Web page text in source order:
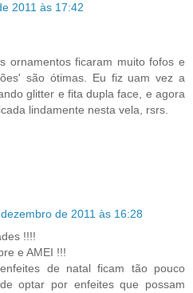
2011 às 17:42
ornamentos ficaram muito fofos e
são ótimas. Eu fiz uam vez a
glitter e fita dupla face, e agora
lindamente nesta vela, rsrs.
de 2011 às 16:28
!!!!
e AMEI !!!
de natal ficam tão pouco
optar por enfeites que possam